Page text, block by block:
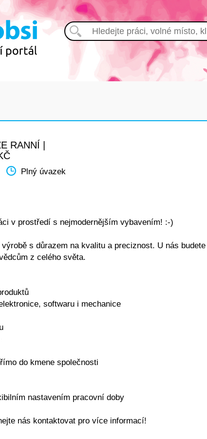
RANNÍ |
Plný úvazek
v prostředí s nejmodernějším vybavením! :-)
s důrazem na kvalitu a preciznost. U nás
z celého světa.
softwaru i mechanice
do kmene společnosti
nastavením pracovní doby
nás kontaktovat pro více informací!